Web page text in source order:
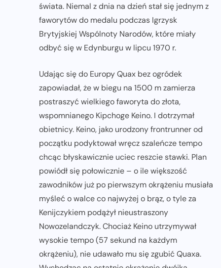
świata. Niemal z dnia na dzień stał się jednym z
faworytów do medalu podczas Igrzysk
Brytyjskiej Wspólnoty Narodów, które miały
odbyć się w Edynburgu w lipcu 1970 r.
Udając się do Europy Quax bez ogródek
zapowiadał, że w biegu na 1500 m zamierza
postraszyć wielkiego faworyta do złota,
wspomnianego Kipchoge Keino. I dotrzymał
obietnicy. Keino, jako urodzony frontrunner od
początku podyktował wręcz szaleńcze tempo
chcąc błyskawicznie uciec reszcie stawki. Plan
powiódł się połowicznie – o ile większość
zawodników już po pierwszym okrążeniu musiała
myśleć o walce co najwyżej o brąz, o tyle za
Kenijczykiem podążył nieustraszony
Nowozelandczyk. Chociaż Keino utrzymywał
wysokie tempo (57 sekund na każdym
okrążeniu), nie udawało mu się zgubić Quaxa.